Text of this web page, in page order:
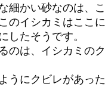
細かい砂なのは、こ
のイシカミはここに
したそうです。
のは、イシカミのク
うにクビレがあった